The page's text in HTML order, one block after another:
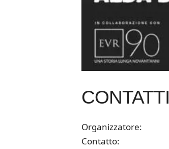
CONTATTI
Organizzatore:
Contatto: